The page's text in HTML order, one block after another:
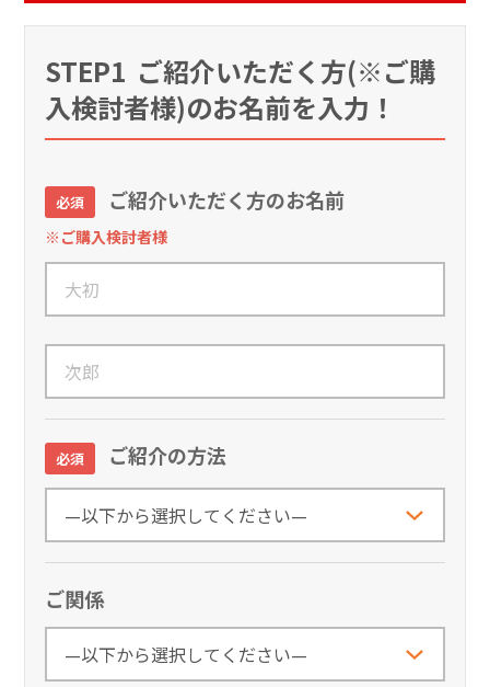
STEP1 ご紹介いただく方(※ご購
入検討者様)のお名前を入力！
必須 ご紹介いただく方のお名前
※ご購入検討者様
必須 ご紹介の方法
ご関係